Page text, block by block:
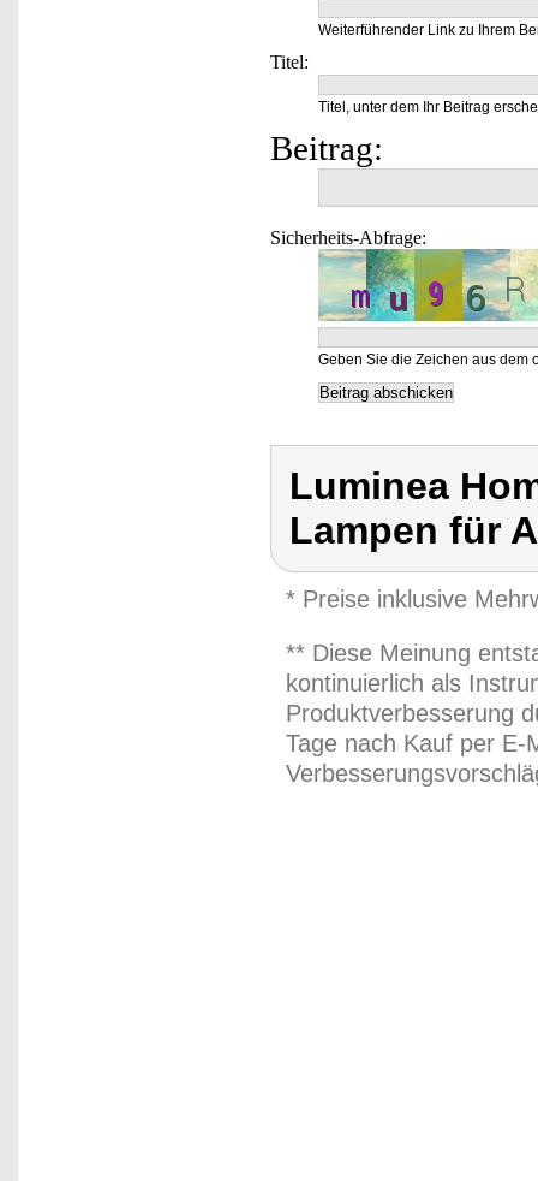
Weiterführender Link zu Ihrem
Titel:
Titel, unter dem Ihr Beitrag
Beitrag:
Sicherheits-Abfrage:
Geben Sie die Zeichen aus dem
Luminea
Lampen für
* Preise inklusive
** Diese Meinung
kontinuierlich als
Produktverbesserung
Tage nach Kauf per E-